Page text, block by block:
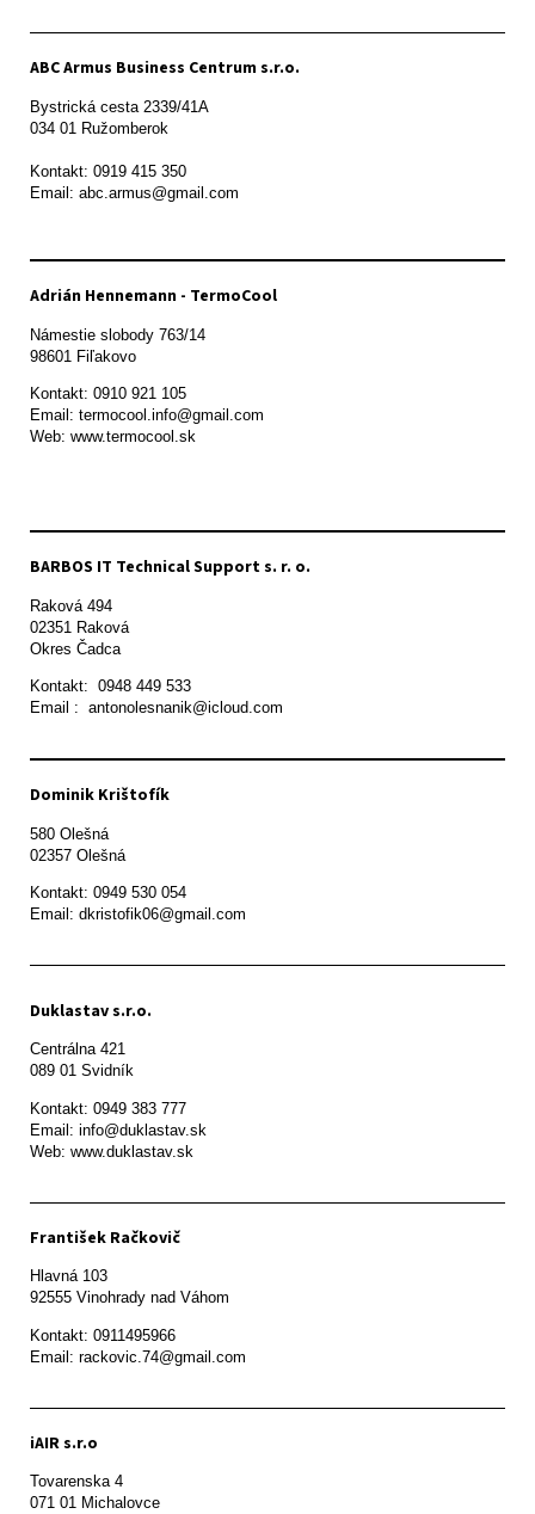
ABC Armus Business Centrum s.r.o.
Bystrická cesta 2339/41A
034 01 Ružomberok
Kontakt: 0919 415 350
Adrián Hennemann - TermoCool
Námestie slobody 763/14
98601 Fiľakovo
Kontakt: 0910 921 105
Email: termocool.info@gmail.com
Web: www.termocool.sk
BARBOS IT Technical Support s. r. o.
Raková 494
02351 Raková
Okres Čadca
Kontakt:  0948 449 533
Email :  antonolesnanik@icloud.com
Dominik Krištofík
580 Olešná
Kontakt: 0949 530 054
Email: dkristofik06@gmail.com
Duklastav s.r.o.
Centrálna 421
089 01 Svidník
Kontakt: 0949 383 777
Email: info@duklastav.sk
Web: www.duklastav.sk
František Račkovič
Hlavná 103
92555 Vinohrady nad Váhom
Kontakt: 0911495966
Email: rackovic.74@gmail.com
iAIR s.r.o
Tovarenska 4
071 01 Michalovce